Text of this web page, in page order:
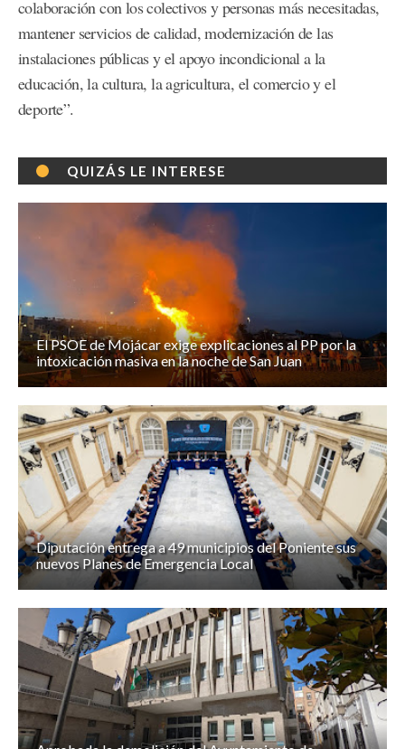
colaboración con los colectivos y personas más necesitadas,
mantener servicios de calidad, modernización de las
instalaciones públicas y el apoyo incondicional a la
educación, la cultura, la agricultura, el comercio y el
deporte”.
QUIZÁS LE INTERESE
El PSOE de Mojácar exige explicaciones al PP por la
intoxicación masiva en la noche de San Juan
Diputación entrega a 49 municipios del Poniente sus
nuevos Planes de Emergencia Local